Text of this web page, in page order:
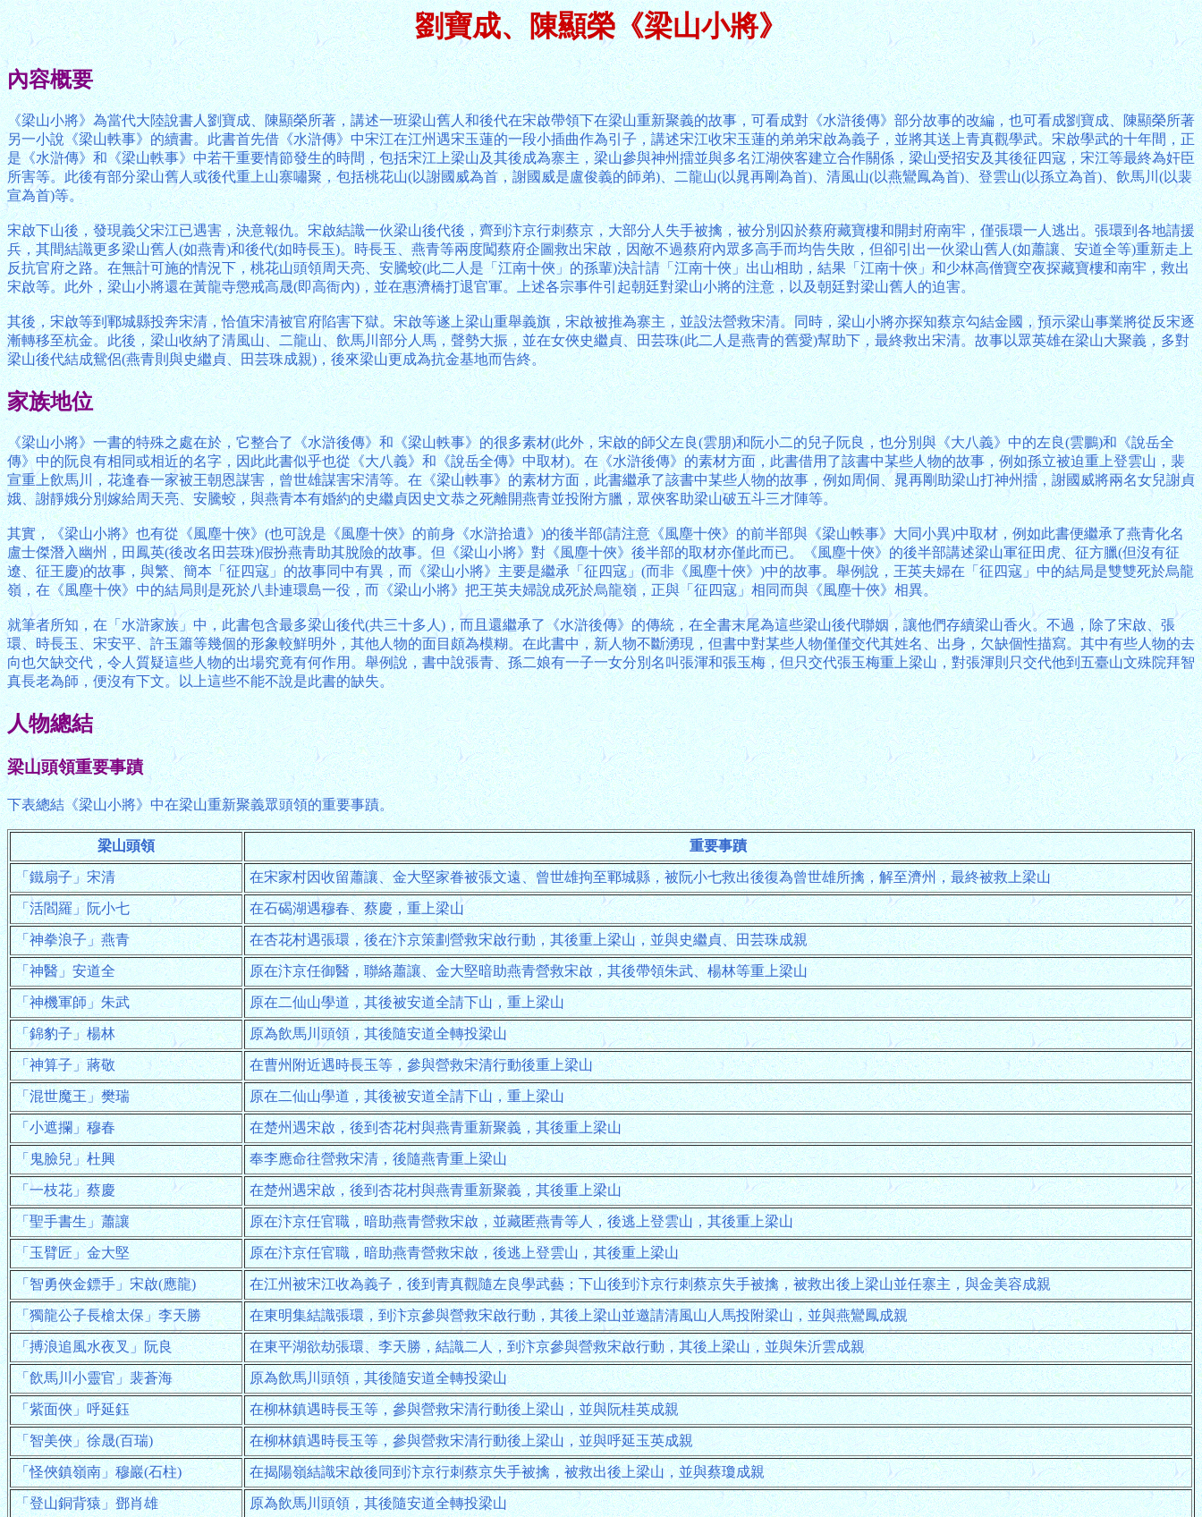
劉寶成、陳顯榮《梁山小將》
內容概要
《梁山小將》為當代大陸說書人劉寶成、陳顯榮所著，講述一班梁山舊人和後代在宋啟帶領下在梁山重新聚義的故事，可看成對《水滸後傳》部分故事的改編，也可看成劉寶成、陳顯榮所著
另一小說《梁山軼事》的續書。此書首先借《水滸傳》中宋江在江州遇宋玉蓮的一段小插曲作為引子，講述宋江收宋玉蓮的弟弟宋啟為義子，並將其送上青真觀學武。宋啟學武的十年間，正
是《水滸傳》和《梁山軼事》中若干重要情節發生的時間，包括宋江上梁山及其後成為寨主，梁山參與神州擂並與多名江湖俠客建立合作關係，梁山受招安及其後征四寇，宋江等最終為奸臣
所害等。此後有部分梁山舊人或後代重上山寨嘯聚，包括桃花山(以謝國威為首，謝國威是盧俊義的師弟)、二龍山(以晁再剛為首)、清風山(以燕鸞鳳為首)、登雲山(以孫立為首)、飲馬川(以裴
宣為首)等。
宋啟下山後，發現義父宋江已遇害，決意報仇。宋啟結識一伙梁山後代後，齊到汴京行刺蔡京，大部分人失手被擒，被分別囚於蔡府藏寶樓和開封府南牢，僅張環一人逃出。張環到各地請援
兵，其間結識更多梁山舊人(如燕青)和後代(如時長玉)。時長玉、燕青等兩度闖蔡府企圖救出宋啟，因敵不過蔡府內眾多高手而均告失敗，但卻引出一伙梁山舊人(如蕭讓、安道全等)重新走上
反抗官府之路。在無計可施的情況下，桃花山頭領周天亮、安騰蛟(此二人是「江南十俠」的孫輩)決計請「江南十俠」出山相助，結果「江南十俠」和少林高僧寶空夜探藏寶樓和南牢，救出
宋啟等。此外，梁山小將還在黃龍寺懲戒高晟(即高衙內)，並在惠濟橋打退官軍。上述各宗事件引起朝廷對梁山小將的注意，以及朝廷對梁山舊人的迫害。
其後，宋啟等到鄆城縣投奔宋清，恰值宋清被官府陷害下獄。宋啟等遂上梁山重舉義旗，宋啟被推為寨主，並設法營救宋清。同時，梁山小將亦探知蔡京勾結金國，預示梁山事業將從反宋逐
漸轉移至杭金。此後，梁山收納了清風山、二龍山、飲馬川部分人馬，聲勢大振，並在女俠史繼貞、田芸珠(此二人是燕青的舊愛)幫助下，最終救出宋清。故事以眾英雄在梁山大聚義，多對
梁山後代結成鴛侶(燕青則與史繼貞、田芸珠成親)，後來梁山更成為抗金基地而告終。
家族地位
《梁山小將》一書的特殊之處在於，它整合了《水滸後傳》和《梁山軼事》的很多素材(此外，宋啟的師父左良(雲朋)和阮小二的兒子阮良，也分別與《大八義》中的左良(雲鵬)和《說岳全
傳》中的阮良有相同或相近的名字，因此此書似乎也從《大八義》和《說岳全傳》中取材)。在《水滸後傳》的素材方面，此書借用了該書中某些人物的故事，例如孫立被迫重上登雲山，裴
宣重上飲馬川，花逢春一家被王朝恩謀害，曾世雄謀害宋清等。在《梁山軼事》的素材方面，此書繼承了該書中某些人物的故事，例如周侗、晁再剛助梁山打神州擂，謝國威將兩名女兒謝貞
娥、謝靜娥分別嫁給周天亮、安騰蛟，與燕青本有婚約的史繼貞因史文恭之死離開燕青並投附方臘，眾俠客助梁山破五斗三才陣等。
其實，《梁山小將》也有從《風塵十俠》(也可說是《風塵十俠》的前身《水滸拾遺》)的後半部(請注意《風塵十俠》的前半部與《梁山軼事》大同小異)中取材，例如此書便繼承了燕青化名
盧士傑潛入幽州，田鳳英(後改名田芸珠)假扮燕青助其脫險的故事。但《梁山小將》對《風塵十俠》後半部的取材亦僅此而已。《風塵十俠》的後半部講述梁山軍征田虎、征方臘(但沒有征
遼、征王慶)的故事，與繁、簡本「征四寇」的故事同中有異，而《梁山小將》主要是繼承「征四寇」(而非《風塵十俠》)中的故事。舉例說，王英夫婦在「征四寇」中的結局是雙雙死於烏龍
嶺，在《風塵十俠》中的結局則是死於八卦連環島一役，而《梁山小將》把王英夫婦說成死於烏龍嶺，正與「征四寇」相同而與《風塵十俠》相異。
就筆者所知，在「水滸家族」中，此書包含最多梁山後代(共三十多人)，而且還繼承了《水滸後傳》的傳統，在全書末尾為這些梁山後代聯姻，讓他們存續梁山香火。不過，除了宋啟、張
環、時長玉、宋安平、許玉簫等幾個的形象較鮮明外，其他人物的面目頗為模糊。在此書中，新人物不斷湧現，但書中對某些人物僅僅交代其姓名、出身，欠缺個性描寫。其中有些人物的去
向也欠缺交代，令人質疑這些人物的出場究竟有何作用。舉例說，書中說張青、孫二娘有一子一女分別名叫張渾和張玉梅，但只交代張玉梅重上梁山，對張渾則只交代他到五臺山文殊院拜智
真長老為師，便沒有下文。以上這些不能不說是此書的缺失。
人物總結
梁山頭領重要事蹟
下表總結《梁山小將》中在梁山重新聚義眾頭領的重要事蹟。
梁山頭領 重要事蹟
「鐵扇子」宋清 在宋家村因收留蕭讓、金大堅家眷被張文遠、曾世雄拘至鄆城縣，被阮小七救出後復為曾世雄所擒，解至濟州，最終被救上梁山
「活閻羅」阮小七 在石碣湖遇穆春、蔡慶，重上梁山
「神拳浪子」燕青 在杏花村遇張環，後在汴京策劃營救宋啟行動，其後重上梁山，並與史繼貞、田芸珠成親
「神醫」安道全 原在汴京任御醫，聯絡蕭讓、金大堅暗助燕青營救宋啟，其後帶領朱武、楊林等重上梁山
「神機軍師」朱武 原在二仙山學道，其後被安道全請下山，重上梁山
「錦豹子」楊林 原為飲馬川頭領，其後隨安道全轉投梁山
「神算子」蔣敬 在曹州附近遇時長玉等，參與營救宋清行動後重上梁山
「混世魔王」樊瑞 原在二仙山學道，其後被安道全請下山，重上梁山
「小遮攔」穆春 在楚州遇宋啟，後到杏花村與燕青重新聚義，其後重上梁山
「鬼臉兒」杜興 奉李應命往營救宋清，後隨燕青重上梁山
「一枝花」蔡慶 在楚州遇宋啟，後到杏花村與燕青重新聚義，其後重上梁山
「聖手書生」蕭讓 原在汴京任官職，暗助燕青營救宋啟，並藏匿燕青等人，後逃上登雲山，其後重上梁山
「玉臂匠」金大堅 原在汴京任官職，暗助燕青營救宋啟，後逃上登雲山，其後重上梁山
「智勇俠金鏢手」宋啟(應龍) 在江州被宋江收為義子，後到青真觀隨左良學武藝；下山後到汴京行刺蔡京失手被擒，被救出後上梁山並任寨主，與金美容成親
「獨龍公子長槍太保」李天勝 在東明集結識張環，到汴京參與營救宋啟行動，其後上梁山並邀請清風山人馬投附梁山，並與燕鸞鳳成親
「搏浪追風水夜叉」阮良 在東平湖欲劫張環、李天勝，結識二人，到汴京參與營救宋啟行動，其後上梁山，並與朱沂雲成親
「飲馬川小靈官」裴蒼海 原為飲馬川頭領，其後隨安道全轉投梁山
「紫面俠」呼延鈺 在柳林鎮遇時長玉等，參與營救宋清行動後上梁山，並與阮桂英成親
「智美俠」徐晟(百瑞) 在柳林鎮遇時長玉等，參與營救宋清行動後上梁山，並與呼延玉英成親
「怪俠鎮嶺南」穆巖(石柱) 在揭陽嶺結識宋啟後同到汴京行刺蔡京失手被擒，被救出後上梁山，並與蔡瓊成親
「登山銅背猿」鄧肖雄 原為飲馬川頭領，其後隨安道全轉投梁山